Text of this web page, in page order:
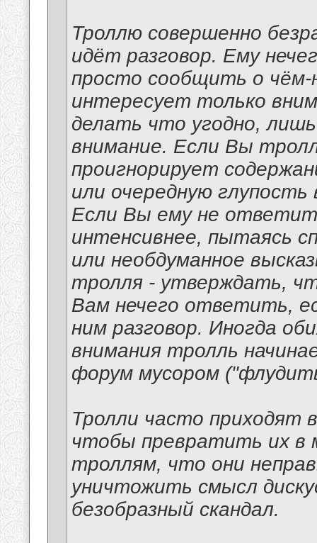
Троллю совершенно
идёт разговор. Ему
просто сообщить о чём-
интересует только
делать что угодно,
внимание. Если Вы
проигнорирует
или очередную
Если Вы ему не
интенсивнее, пытаясь
или необдуманное
тролля - утверждать,
Вам нечего ответить,
ним разговор. Иногда
внимания тролль
форум мусором
Тролли часто приходят
чтобы превратить их в
троллям, что они
уничтожить смысл
безобразный скандал.